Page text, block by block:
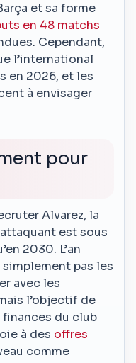
et sa forme
en 48 matchs
Cependant,
l’international
en 2026, et les
à envisager
pour
Alvarez, la
est sous
2030. L’an
simplement pas les
avec les
l’objectif de
finances du club
à des offres
comme